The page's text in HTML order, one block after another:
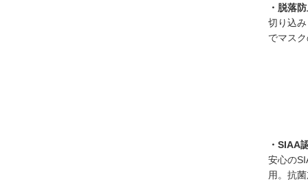
・脱落
切り込
でマス
・SIAA
安心の
用。抗